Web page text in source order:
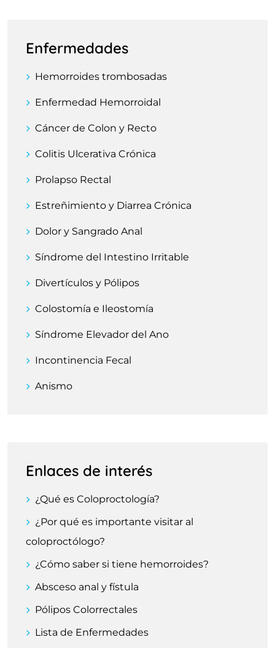
Enfermedades
Hemorroides trombosadas
Enfermedad Hemorroidal
Cáncer de Colon y Recto
Colitis Ulcerativa Crónica
Prolapso Rectal
Estreñimiento y Diarrea Crónica
Dolor y Sangrado Anal
Síndrome del Intestino Irritable
Divertículos y Pólipos
Colostomía e Ileostomía
Síndrome Elevador del Ano
Incontinencia Fecal
Anismo
Enlaces de interés
¿Qué es Coloproctología?
¿Por qué es importante visitar al
coloproctólogo?
¿Cómo saber si tiene hemorroides?
Absceso anal y fístula
Pólipos Colorrectales
Lista de Enfermedades